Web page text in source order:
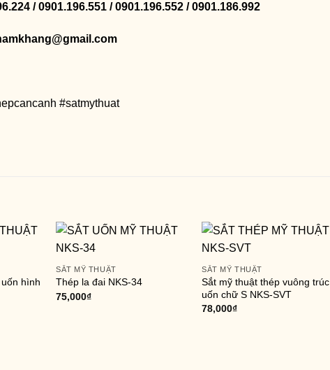
/ 0901.196.551 / 0901.196.552 / 0901.186.992
#satmythuat
hình
SẮT MỸ THUẬT
Thép la đai NKS-34
75,000₫
SẮT MỸ THUẬT
Sắt mỹ thuật thép vuông trúc
uốn chữ S NKS-SVT
78,000₫